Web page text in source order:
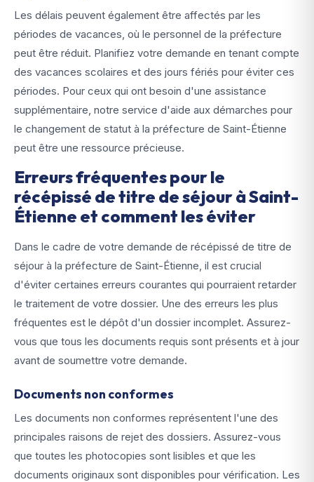
Les délais peuvent également être affectés par les
périodes de vacances, où le personnel de la préfecture
peut être réduit. Planifiez votre demande en tenant compte
des vacances scolaires et des jours fériés pour éviter ces
périodes. Pour ceux qui ont besoin d'une assistance
supplémentaire, notre service d'aide aux démarches pour
le changement de statut à la préfecture de Saint-Étienne
peut être une ressource précieuse.
Erreurs fréquentes pour le
récépissé de titre de séjour à Saint-
Étienne et comment les éviter
Dans le cadre de votre demande de récépissé de titre de
séjour à la préfecture de Saint-Étienne, il est crucial
d'éviter certaines erreurs courantes qui pourraient retarder
le traitement de votre dossier. Une des erreurs les plus
fréquentes est le dépôt d'un dossier incomplet. Assurez-
vous que tous les documents requis sont présents et à jour
avant de soumettre votre demande.
Documents non conformes
Les documents non conformes représentent l'une des
principales raisons de rejet des dossiers. Assurez-vous
que toutes les photocopies sont lisibles et que les
documents originaux sont disponibles pour vérification. Les